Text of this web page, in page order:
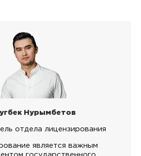
Нурымбетов
отдела лицензирования
является важным